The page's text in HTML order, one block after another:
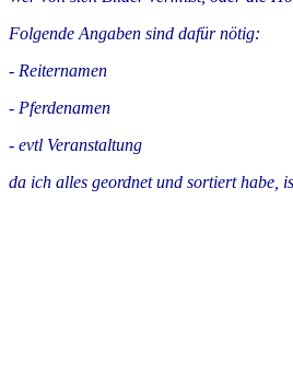
Folgende Angaben sind dafür nötig:
- Reiternamen
- Pferdenamen
- evtl Veranstaltung
da ich alles geordnet und sortiert habe,